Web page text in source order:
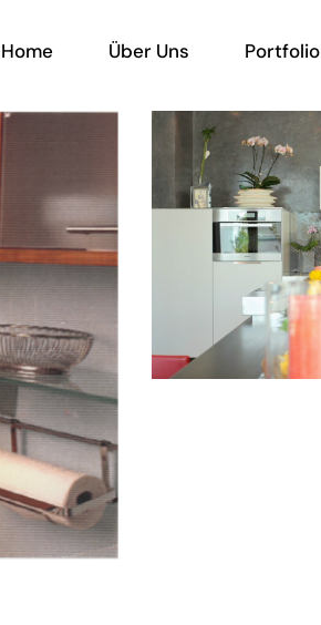
Home Über Uns Portfolio